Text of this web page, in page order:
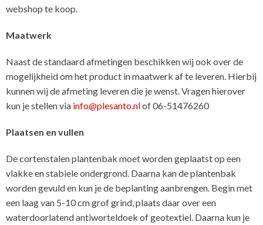
webshop te koop.
Maatwerk
Naast de standaard afmetingen beschikken wij ook over de
mogelijkheid om het product in maatwerk af te leveren. Hierbij
kunnen wij de afmeting leveren die je wenst. Vragen hierover
kun je stellen via info@plesanto.nlof 06-51476260
Plaatsen en vullen
De cortenstalen plantenbak moet worden geplaatst op een
vlakke en stabiele ondergrond. Daarna kan de plantenbak
worden gevuld en kun je de beplanting aanbrengen. Begin met
een laag van 5-10 cm grof grind, plaats daar over een
waterdoorlatend antiworteldoek of geotextiel. Daarna kun je